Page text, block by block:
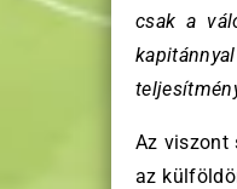
csak a
Az viszont
az